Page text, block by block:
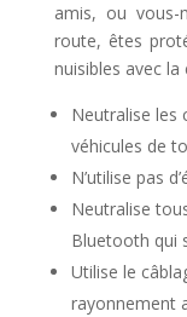
amis, ou
route, êtes
nuisibles avec
Neutralise les
véhicules de
N’utilise pas
Neutralise
Bluetooth qui
Utilise le
rayonnement